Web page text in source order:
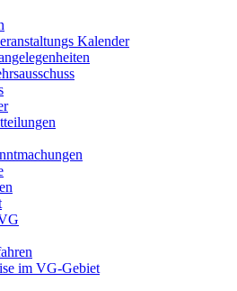
Kalender
im VG-Gebiet